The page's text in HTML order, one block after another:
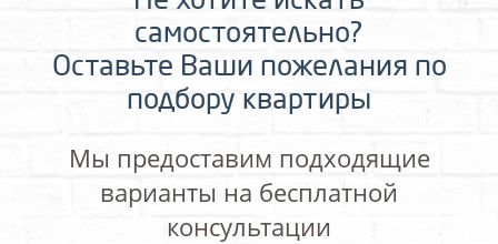
самостоятельно?
Оставьте Ваши пожелания по
подбору квартиры
Мы предоставим подходящие
варианты на бесплатной
консультации